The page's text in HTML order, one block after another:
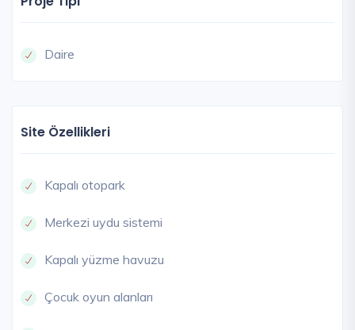
Daire
Site Özellikleri
Kapalı otopark
Merkezi uydu sistemi
Kapalı yüzme havuzu
Çocuk oyun alanları